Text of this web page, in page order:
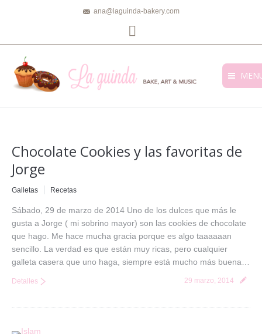
ana@laguinda-bakery.com
Chocolate Cookies y las favoritas de
Jorge
Galletas Recetas
Sábado, 29 de marzo de 2014 Uno de los dulces que más le
gusta a Jorge ( mi sobrino mayor) son las cookies de chocolate
que hago. Me hace mucha gracia porque es algo taaaaaan
sencillo. La verdad es que están muy ricas, pero cualquier
galleta casera que uno haga, siempre está mucho más buena…
29 marzo, 2014
Detalles